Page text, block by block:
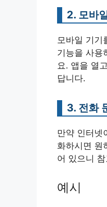
2. 모바
모바일 기기
기능을 사용
요. 앱을 열
답니다.
3. 전화
만약 인터넷
화하시면 원
어 있으니
예시